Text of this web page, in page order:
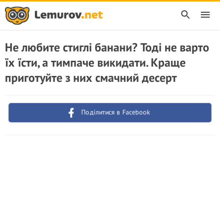
Не любите стиглі банани? Тоді не варто
їх їсти, а тимпаче викидати. Краще
приготуйте з них смачний десерт
Поділитися в Facebook